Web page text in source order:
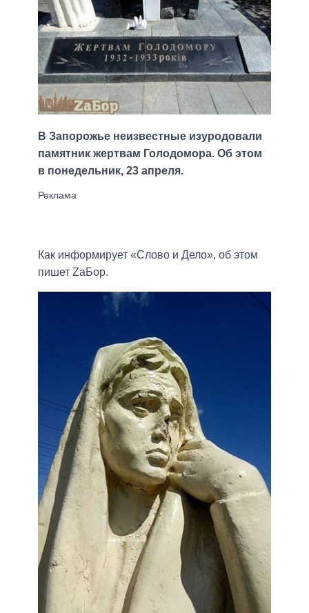
В Запорожье неизвестные изуродовали
памятник жертвам Голодомора. Об этом
в понедельник, 23 апреля.
Как информирует «Слово и Дело», об этом
пишет ZаБор.